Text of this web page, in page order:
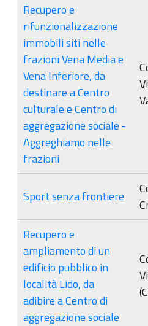
Recupero e
rifunzionalizzazione
immobili siti nelle
frazioni Vena Media e
Vena Inferiore, da
destinare a Centro
culturale e Centro di
aggregazione sociale -
Aggreghiamo nelle
frazioni
Sport senza frontiere
Recupero e
ampliamento di un
edificio pubblico in
località Lido, da
adibire a Centro di
aggregazione sociale